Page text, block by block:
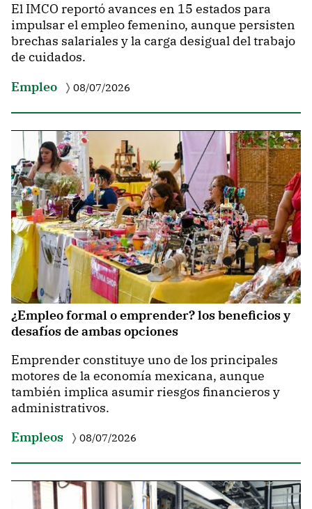
El IMCO reportó avances en 15 estados para
impulsar el empleo femenino, aunque persisten
brechas salariales y la carga desigual del trabajo
de cuidados.
Empleo
08/07/2026
¿Empleo formal o emprender? los beneficios y
desafíos de ambas opciones
Emprender constituye uno de los principales
motores de la economía mexicana, aunque
también implica asumir riesgos financieros y
administrativos.
Empleos
08/07/2026